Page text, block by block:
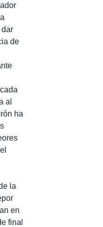
dar
de
al
ha
la
en
final